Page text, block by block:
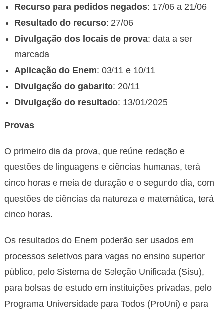
Recurso para pedidos negados: 17/06 a 21/06
Resultado do recurso: 27/06
Divulgação dos locais de prova: data a ser
marcada
Aplicação do Enem: 03/11 e 10/11
Divulgação do gabarito: 20/11
Divulgação do resultado: 13/01/2025
Provas
O primeiro dia da prova, que reúne redação e
questões de linguagens e ciências humanas, terá
cinco horas e meia de duração e o segundo dia, com
questões de ciências da natureza e matemática, terá
cinco horas.
Os resultados do Enem poderão ser usados em
processos seletivos para vagas no ensino superior
público, pelo Sistema de Seleção Unificada (Sisu),
para bolsas de estudo em instituições privadas, pelo
Programa Universidade para Todos (ProUni) e para